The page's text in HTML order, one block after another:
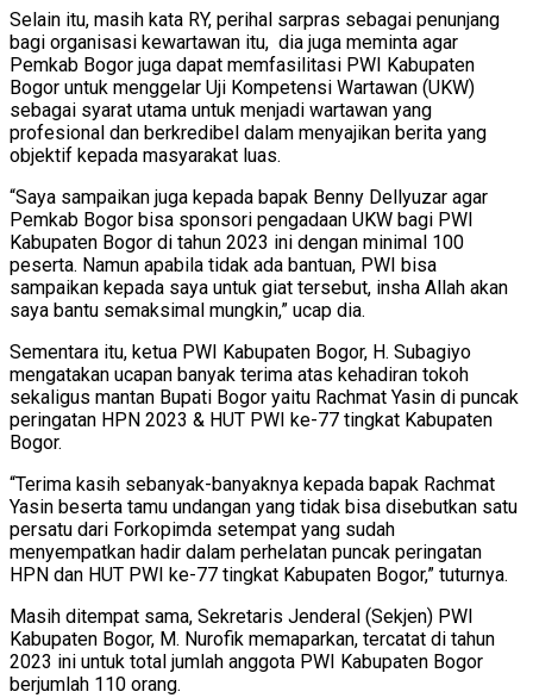
Selain itu, masih kata RY, perihal sarpras sebagai penunjang
bagi organisasi kewartawan itu, dia juga meminta agar
Pemkab Bogor juga dapat memfasilitasi PWI Kabupaten
Bogor untuk menggelar Uji Kompetensi Wartawan (UKW)
sebagai syarat utama untuk menjadi wartawan yang
profesional dan berkredibel dalam menyajikan berita yang
objektif kepada masyarakat luas.
“Saya sampaikan juga kepada bapak Benny Dellyuzar agar
Pemkab Bogor bisa sponsori pengadaan UKW bagi PWI
Kabupaten Bogor di tahun 2023 ini dengan minimal 100
peserta. Namun apabila tidak ada bantuan, PWI bisa
sampaikan kepada saya untuk giat tersebut, insha Allah akan
saya bantu semaksimal mungkin,” ucap dia.
Sementara itu, ketua PWI Kabupaten Bogor, H. Subagiyo
mengatakan ucapan banyak terima atas kehadiran tokoh
sekaligus mantan Bupati Bogor yaitu Rachmat Yasin di puncak
peringatan HPN 2023 & HUT PWI ke-77 tingkat Kabupaten
Bogor.
“Terima kasih sebanyak-banyaknya kepada bapak Rachmat
Yasin beserta tamu undangan yang tidak bisa disebutkan satu
persatu dari Forkopimda setempat yang sudah
menyempatkan hadir dalam perhelatan puncak peringatan
HPN dan HUT PWI ke-77 tingkat Kabupaten Bogor,” tuturnya.
Masih ditempat sama, Sekretaris Jenderal (Sekjen) PWI
Kabupaten Bogor, M. Nurofik memaparkan, tercatat di tahun
2023 ini untuk total jumlah anggota PWI Kabupaten Bogor
berjumlah 110 orang.